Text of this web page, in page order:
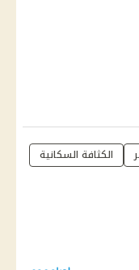
الكثافة السكانية